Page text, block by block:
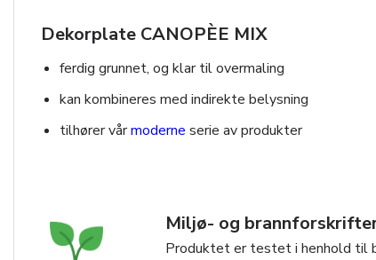
Dekorplate CANOPÈE MIX
ferdig grunnet, og klar til overmaling
kan kombineres med indirekte belysning
tilhører vårmoderne serie av produkter
Miljø- og
Produktet er testet i henhold til